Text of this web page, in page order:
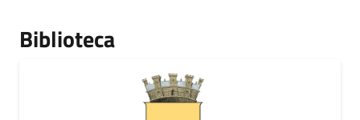
Biblioteca